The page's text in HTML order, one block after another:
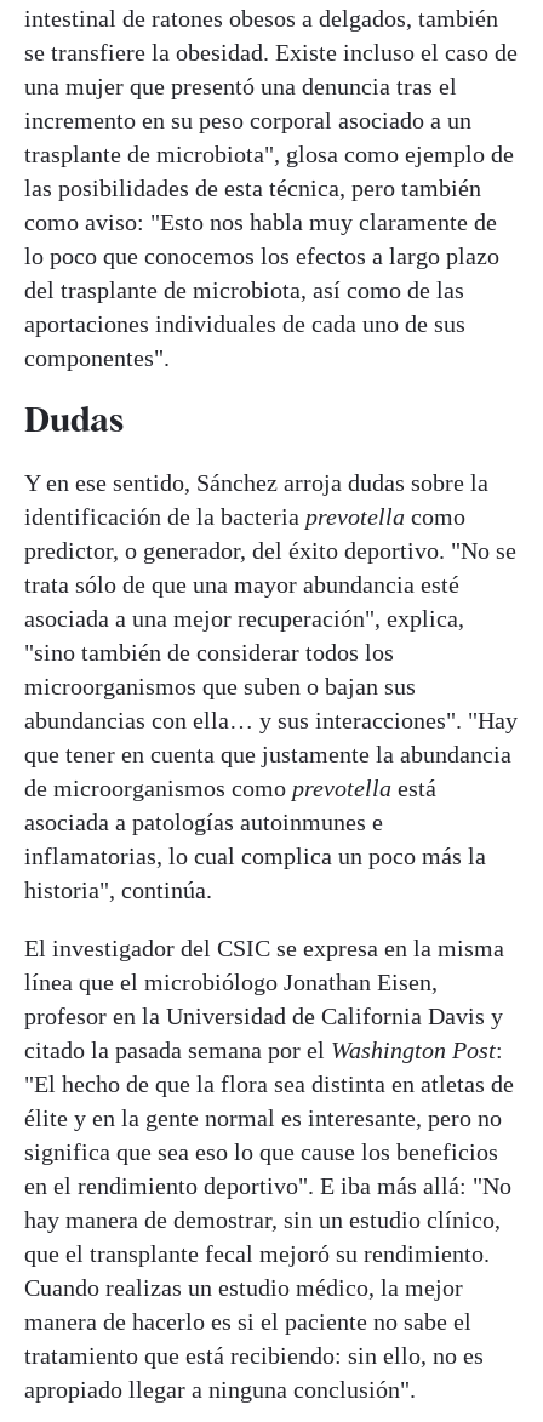
intestinal de ratones obesos a delgados, también
se transfiere la obesidad. Existe incluso el caso de
una mujer que presentó una denuncia tras el
incremento en su peso corporal asociado a un
trasplante de microbiota", glosa como ejemplo de
las posibilidades de esta técnica, pero también
como aviso: "Esto nos habla muy claramente de
lo poco que conocemos los efectos a largo plazo
del trasplante de microbiota, así como de las
aportaciones individuales de cada uno de sus
componentes".
Dudas
Y en ese sentido, Sánchez arroja dudas sobre la
identificación de la bacteria prevotella como
predictor, o generador, del éxito deportivo. "No se
trata sólo de que una mayor abundancia esté
asociada a una mejor recuperación", explica,
"sino también de considerar todos los
microorganismos que suben o bajan sus
abundancias con ella… y sus interacciones". "Hay
que tener en cuenta que justamente la abundancia
de microorganismos como prevotella está
asociada a patologías autoinmunes e
inflamatorias, lo cual complica un poco más la
historia", continúa.
El investigador del CSIC se expresa en la misma
línea que el microbiólogo Jonathan Eisen,
profesor en la Universidad de California Davis y
citado la pasada semana por el Washington Post:
"El hecho de que la flora sea distinta en atletas de
élite y en la gente normal es interesante, pero no
significa que sea eso lo que cause los beneficios
en el rendimiento deportivo". E iba más allá: "No
hay manera de demostrar, sin un estudio clínico,
que el transplante fecal mejoró su rendimiento.
Cuando realizas un estudio médico, la mejor
manera de hacerlo es si el paciente no sabe el
tratamiento que está recibiendo: sin ello, no es
apropiado llegar a ninguna conclusión".